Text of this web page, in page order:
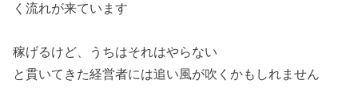
く流れが来ています
稼げるけど、うちはそれはやらない
と貫いてきた経営者には追い風が吹くかもしれません